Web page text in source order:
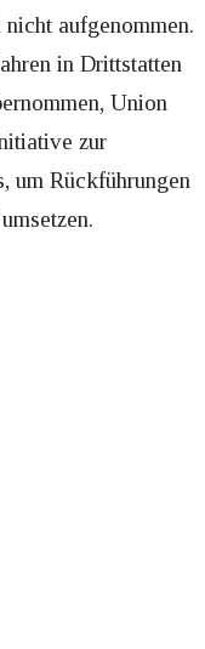
aufgenommen.
in Drittstatten
Union
zur
um Rückführungen